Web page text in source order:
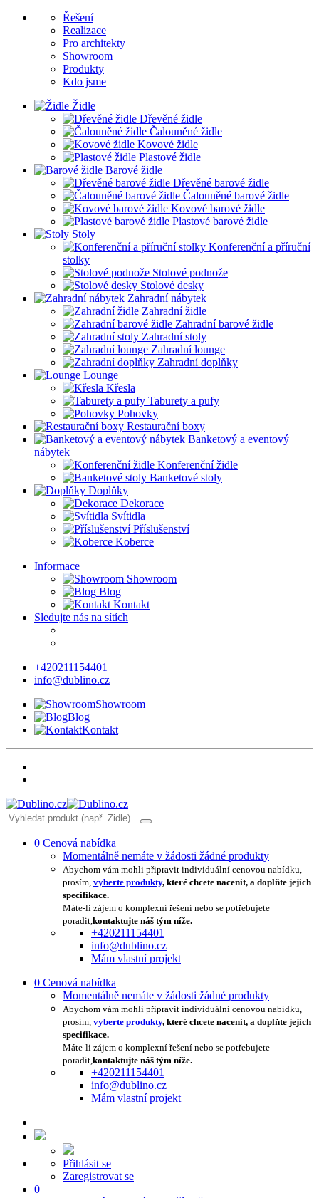
Řešení
Realizace
Pro architekty
Showroom
Produkty
Kdo jsme
Židle
Dřevěné židle
Čalouněné židle
Kovové židle
Plastové židle
Barové židle
Dřevěné barové židle
Čalouněné barové židle
Kovové barové židle
Plastové barové židle
Stoly
Konferenční a příruční
stolky
Stolové podnože
Stolové desky
Zahradní nábytek
Zahradní židle
Zahradní barové židle
Zahradní stoly
Zahradní lounge
Zahradní doplňky
Lounge
Křesla
Taburety a pufy
Pohovky
Restaurační boxy
Banketový a eventový
nábytek
Konferenční židle
Banketové stoly
Doplňky
Dekorace
Svítidla
Příslušenství
Koberce
Informace
Showroom
Blog
Kontakt
Sledujte nás na sítích
+420211154401
info@dublino.cz
Showroom
Blog
Kontakt
0 Cenová nabídka
Momentálně nemáte v žádosti žádné produkty
Abychom vám mohli připravit individuální cenovou nabídku,
prosím, vyberte produkty, které chcete nacenit, a doplňte jejich
specifikace.
Máte-li zájem o komplexní řešení nebo se potřebujete
poradit,kontaktujte náš tým níže.
+420211154401
info@dublino.cz
Mám vlastní projekt
0 Cenová nabídka
Momentálně nemáte v žádosti žádné produkty
Abychom vám mohli připravit individuální cenovou nabídku,
prosím, vyberte produkty, které chcete nacenit, a doplňte jejich
specifikace.
Máte-li zájem o komplexní řešení nebo se potřebujete
poradit,kontaktujte náš tým níže.
+420211154401
info@dublino.cz
Mám vlastní projekt
Přihlásit se
Zaregistrovat se
0